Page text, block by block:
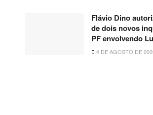
Flávio Dino
de dois novos
PF envolvendo
4 DE AGOSTO DE